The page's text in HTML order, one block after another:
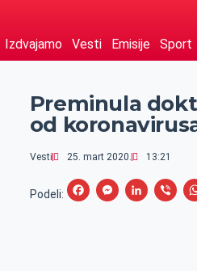
Izdvajamo Vesti Emisije Sport
Preminula
od
Vesti 25. mart 2020. 13:21
Podeli:
F
M
L
V